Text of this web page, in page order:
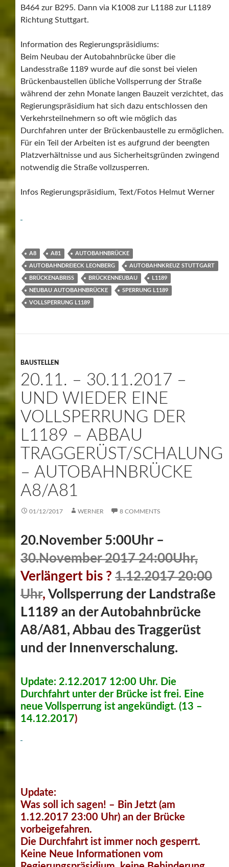
B464 zur B295. Dann via K1008 zur L1188 zur L1189
Richtung Stuttgart.
Information des Regierungspräsidiums:
Beim Neubau der Autobahnbrücke über die
Landesstraße 1189 wurde auf die sonst bei vielen
Brückenbaustellen übliche Vollsperrung der Straße
während der zehn Monate langen Bauzeit verzichtet, das
Regierungspräsidium hat sich dazu entschlossen den
Verkehrsteilnehmern so oft wie möglich das
Durchfahren unter der Brückenbaustelle zu ermöglichen.
Für ein Teil der Arbeiten ist es aufgrund der beengten
Platzverhältnisse und aus Sicherheitsgründen zwingend
notwendig die Straße vollzusperren.
Infos Regierungspräsidium, Text/Fotos Helmut Werner
A8 A81 AUTOBAHNBRÜCKE
AUTOBAHNDREIECK LEONBERG AUTOBAHNKREUZ STUTTGART
BRÜCKENABRISS BRÜCKENNEUBAU L1189
NEUBAU AUTOBAHNBRÜCKE SPERRUNG L1189
VOLLSPERRUNG L1189
BAUSTELLEN
20.11. – 30.11.2017 –
UND WIEDER EINE
VOLLSPERRUNG DER
L1189 – ABBAU
TRAGGERÜST/SCHALUNG
– AUTOBAHNBRÜCKE
A8/A81
01/12/2017 WERNER 8 COMMENTS
20.November 5:00Uhr –
30.November 2017 24:00Uhr,
Verlängert bis ? 1.12.2017 20:00
Uhr, Vollsperrung der Landstraße
L1189 an der Autobahnbrücke
A8/A81, Abbau des Traggerüst
und der Innenverschalung.
Update: 2.12.2017 12:00 Uhr. Die
Durchfahrt unter der Brücke ist frei. Eine
neue Vollsperrung ist angekündigt. (13 –
14.12.2017)
Update:
Was soll ich sagen! – Bin Jetzt (am
1.12.2017 23:00 Uhr) an der Brücke
vorbeigefahren.
Die Durchfahrt ist immer noch gesperrt.
Keine Neue Informationen vom